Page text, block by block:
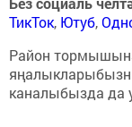
ТикТок, Ютуб,
Район
каналыбызда да